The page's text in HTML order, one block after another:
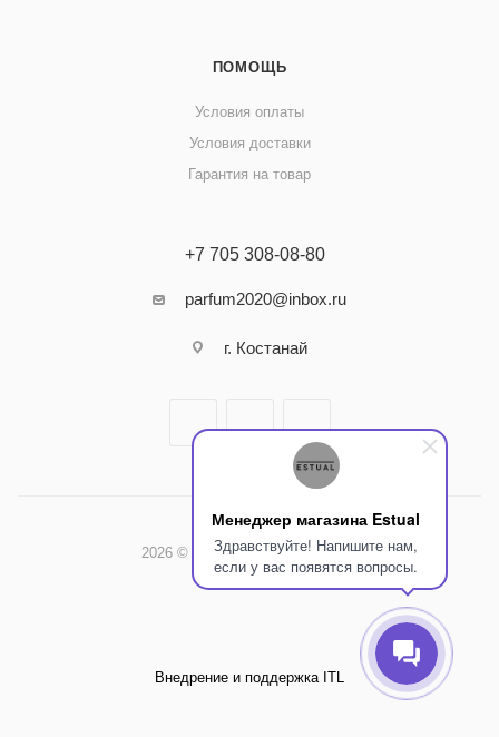
Менеджер магазина Estual
Здравствуйте! Напишите нам,
если у вас появятся вопросы.
ПОМОЩЬ
Условия оплаты
Условия доставки
Гарантия на товар
+7 705 308-08-80
parfum2020@inbox.ru
г. Костанай
2026 © Интернет-магазин Estual
Внедрение и поддержка ITL